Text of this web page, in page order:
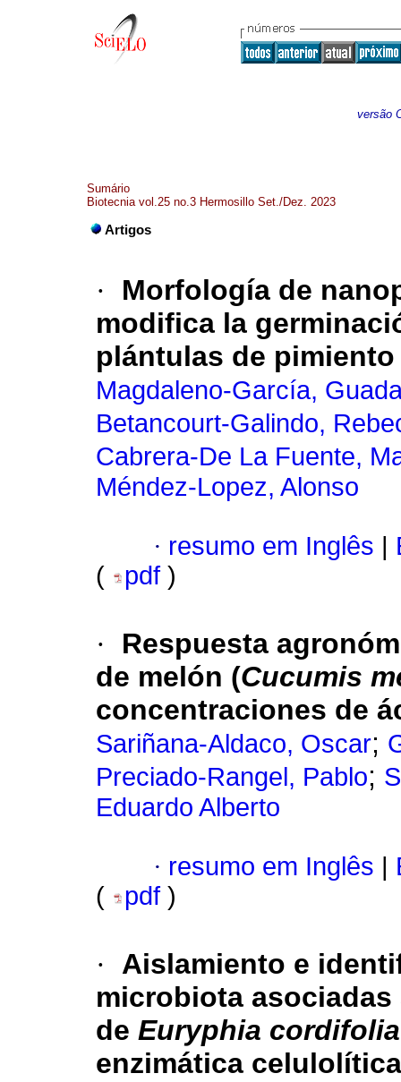
versão
Sumário
Biotecnia vol.25 no.3 Hermosillo Set./Dez. 2023
Artigos
·
Morfología de
modifica la
plántulas de
Magdaleno-García,
Betancourt-Galindo,
Cabrera-De La Fuente,
Méndez-Lopez, Alonso
· resumo em Inglês
(
pdf )
·
Respuesta
de melón (Cucumis
concentraciones de
Sariñana-Aldaco, Oscar;
Preciado-Rangel, Pablo;
Eduardo Alberto
· resumo em Inglês
(
pdf )
·
Aislamiento e
microbiota
de Euryphia cordifolia
enzimática